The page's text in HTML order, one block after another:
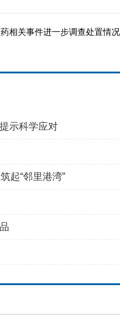
相关事件进一步调查处置情
示科学应对
起“邻里港湾”